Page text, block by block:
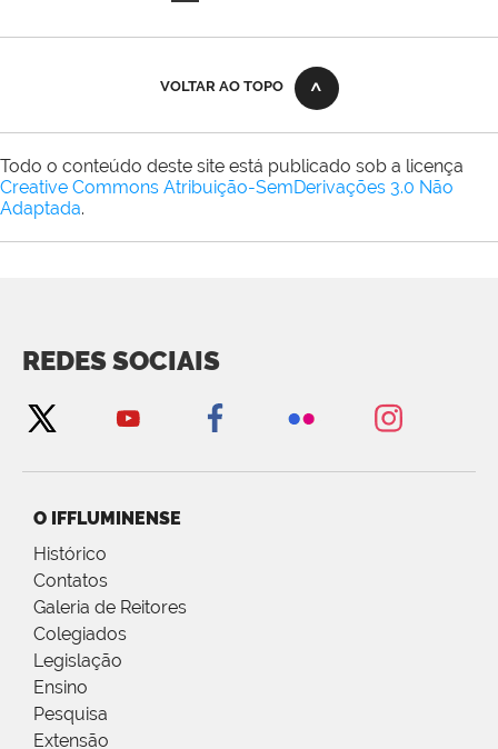
VOLTAR AO TOPO
Todo o conteúdo deste site está publicado sob a licença
Creative Commons Atribuição-SemDerivações 3.0 Não
Adaptada.
REDES SOCIAIS
O IFFLUMINENSE
Histórico
Contatos
Galeria de Reitores
Colegiados
Legislação
Ensino
Pesquisa
Extensão